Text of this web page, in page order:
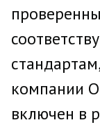
компании
включен в